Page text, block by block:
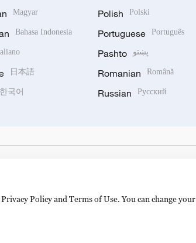
Magyar
Bahasa Indonesia
日本語
한국어
Polish Polski
Portuguese Português
Pashto پښتو
Romanian Română
Russian Русский
Policy and Terms of Use. You can change your